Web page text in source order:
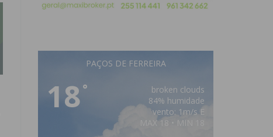
PAÇOS DE FERREIRA
18°
broken clouds
84% humidade
vento: 1m/s E
MAX 18 • MIN 18